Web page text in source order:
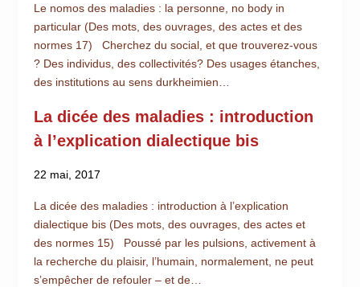
Le nomos des maladies : la personne, no body in
particular (Des mots, des ouvrages, des actes et des
normes 17) Cherchez du social, et que trouverez-vous
? Des individus, des collectivités? Des usages étanches,
des institutions au sens durkheimien…
La dicée des maladies : introduction
à l’explication dialectique bis
22 mai, 2017
La dicée des maladies : introduction à l’explication
dialectique bis (Des mots, des ouvrages, des actes et
des normes 15) Poussé par les pulsions, activement à
la recherche du plaisir, l’humain, normalement, ne peut
s’empêcher de refouler ‒ et de…